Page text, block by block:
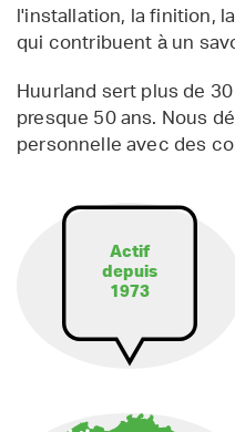
l'installation, la finition,
qui contribuent à un
Huurland sert plus de
presque 50 ans. Nous
personnelle avec des
Actif
depuis
1973